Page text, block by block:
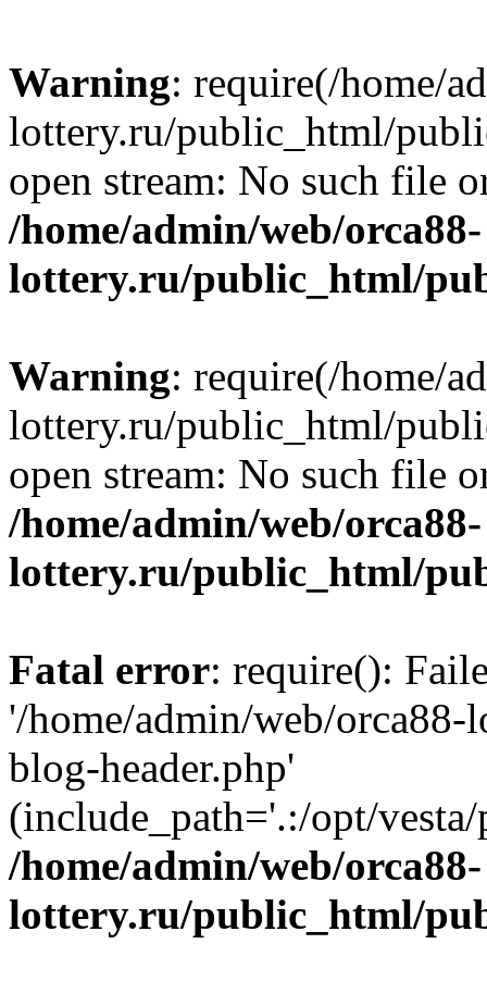
Warning: require(/home/
lottery.ru/public_html/
open stream: No such file
/home/admin/web/orca88-
lottery.ru/public_html/
Warning: require(/home/
lottery.ru/public_html/
open stream: No such file
/home/admin/web/orca88-
lottery.ru/public_html/
Fatal error: require():
'/home/admin/web/
blog-header.php'
(include_path='.:/opt/
/home/admin/web/orca88-
lottery.ru/public_html/